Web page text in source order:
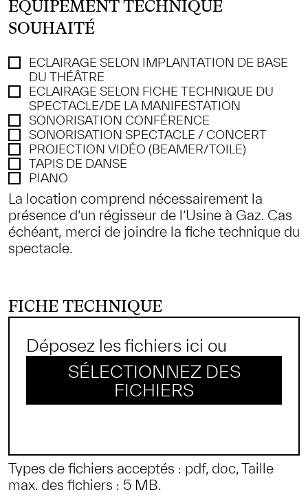
ÉQUIPEMENT TECHNIQUE
SOUHAITÉ
ECLAIRAGE SELON IMPLANTATION DE BASE
DU THÉÂTRE
ECLAIRAGE SELON FICHE TECHNIQUE DU
SPECTACLE/DE LA MANIFESTATION
SONORISATION CONFÉRENCE
SONORISATION SPECTACLE / CONCERT
PROJECTION VIDÉO (BEAMER/TOILE)
TAPIS DE DANSE
PIANO
La location comprend nécessairement la
présence d’un régisseur de l’Usine à Gaz. Cas
échéant, merci de joindre la fiche technique du
spectacle.
FICHE TECHNIQUE
Déposez les fichiers ici ou
SÉLECTIONNEZ DES
FICHIERS
Types de fichiers acceptés : pdf, doc, Taille
max. des fichiers : 5 MB.